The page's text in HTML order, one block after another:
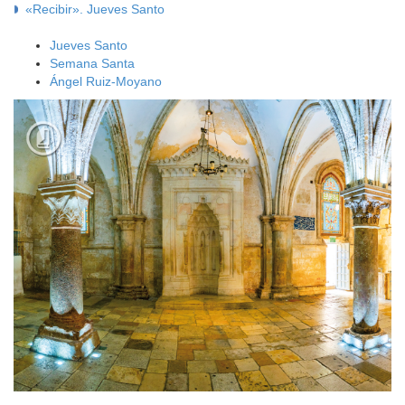
«Recibir». Jueves Santo
Jueves Santo
Semana Santa
Ángel Ruiz-Moyano